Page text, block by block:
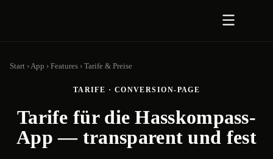
Start ›App › Features › Tarife & Preise
TARIFE · CONVERSION-PAGE
Tarife für die Hasskompass-
App — transparent und fest